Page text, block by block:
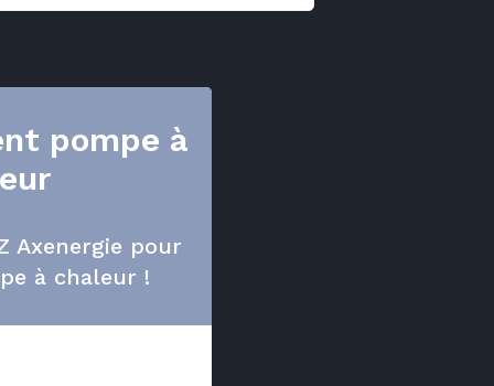
pompe à
Axenergie pour
à chaleur !